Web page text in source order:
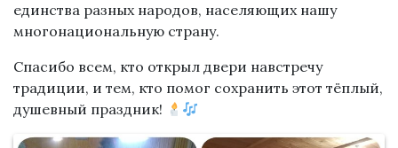
единства разных народов, населяющих нашу
многонациональную страну.
Спасибо всем, кто открыл двери навстречу
традиции, и тем, кто помог сохранить этот тёплый,
душевный праздник!